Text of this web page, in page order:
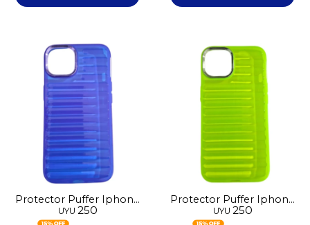
Protector Puffer Iphone
14 Azul
UYU 250
Protector Puffer Iphone
14 Verde
UYU 250